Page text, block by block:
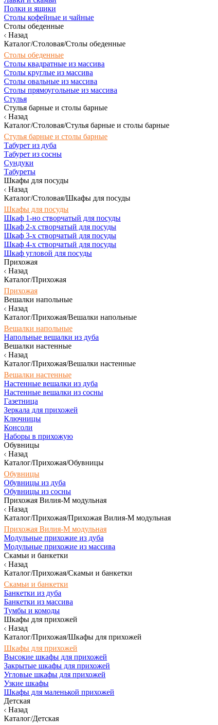
Полки и ящики
Столы кофейные и чайные
Столы обеденные
Назад
Каталог/Столовая/Столы обеденные
Столы обеденные
Столы квадратные из массива
Столы круглые из массива
Столы овальные из массива
Столы прямоугольные из массива
Стулья
Стулья барные и столы барные
Назад
Каталог/Столовая/Стулья барные и столы барные
Стулья барные и столы барные
Табурет из дуба
Табурет из сосны
Сундуки
Табуреты
Шкафы для посуды
Назад
Каталог/Столовая/Шкафы для посуды
Шкафы для посуды
Шкаф 1-но створчатый для посуды
Шкаф 2-х створчатый для посуды
Шкаф 3-х створчатый для посуды
Шкаф 4-х створчатый для посуды
Шкаф угловой для посуды
Прихожая
Назад
Каталог/Прихожая
Прихожая
Вешалки напольные
Назад
Каталог/Прихожая/Вешалки напольные
Вешалки напольные
Напольные вешалки из дуба
Вешалки настенные
Назад
Каталог/Прихожая/Вешалки настенные
Вешалки настенные
Настенные вешалки из дуба
Настенные вешалки из сосны
Газетница
Зеркала для прихожей
Ключницы
Консоли
Наборы в прихожую
Обувницы
Назад
Каталог/Прихожая/Обувницы
Обувницы
Обувницы из дуба
Обувницы из сосны
Прихожая Вилия-М модульная
Назад
Каталог/Прихожая/Прихожая Вилия-М модульная
Прихожая Вилия-М модульная
Модульные прихожие из дуба
Модульные прихожие из массива
Скамьи и банкетки
Назад
Каталог/Прихожая/Скамьи и банкетки
Скамьи и банкетки
Банкетки из дуба
Банкетки из массива
Тумбы и комоды
Шкафы для прихожей
Назад
Каталог/Прихожая/Шкафы для прихожей
Шкафы для прихожей
Высокие шкафы для прихожей
Закрытые шкафы для прихожей
Угловые шкафы для прихожей
Узкие шкафы
Шкафы для маленькой прихожей
Детская
Назад
Каталог/Детская